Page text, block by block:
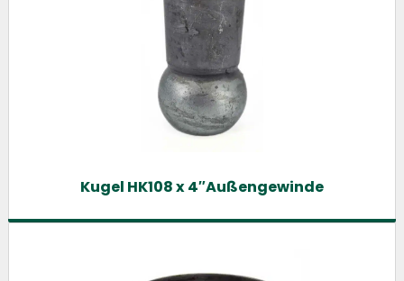
Kugel HK108 x 4″Außengewinde